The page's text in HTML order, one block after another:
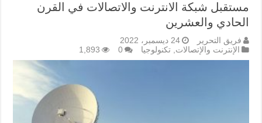
مستقبل شبكة الانترنت والاتصالات في القرن
الحادي والعشرين
فريق التحرير
24 ديسمبر، 2022
الإنترنت والإتصالات, تكنولوجيا 0
1,893